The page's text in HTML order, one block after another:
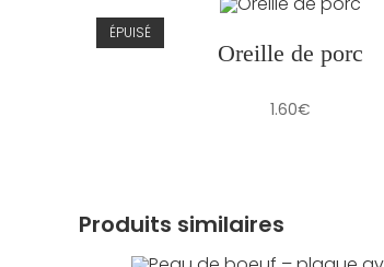
ÉPUISÉ
Oreille de porc
1.60€
Produits similaires